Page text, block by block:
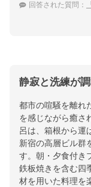
回答された質問：
静寂と洗練が
都市の喧騒を離れ
を感じながら癒さ
呂は、箱根から運
新宿の高層ビル群
す。朝・夕食付き
鉄板焼きを含む四
材を用いた料理を